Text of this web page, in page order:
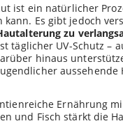
ist ein natürlicher
Es gibt jedoch
zu
täglicher UV-Schutz –
hinaus
aussehende
Ernährung
und Fisch stärkt die